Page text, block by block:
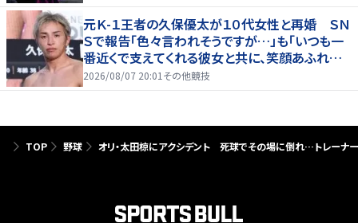
元Ｋ-１王者の久保優太が１０代女性と再婚 ＳＮ
Ｓで報告「色々言われそうですが…」も「いつも一
番近くで支えてくれる彼女と共に、笑顔あふれる
家庭を築いていきたい」
2026/08/07 20:01 その他競技
TOP 野球 オリ・太田椋にアクシデント 死球でその場に倒れ…トレーナ